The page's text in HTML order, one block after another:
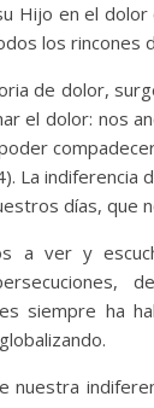
Hijo en el
los rincones
de dolor,
el dolor: nos
La
días, que
a ver y
siempre ha
nuestra